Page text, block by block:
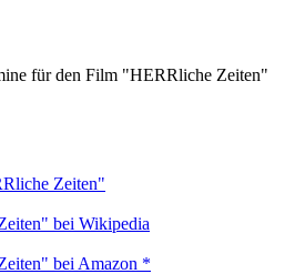
für den Film "HERRliche Zeiten"
Zeiten"
bei Wikipedia
bei Amazon *